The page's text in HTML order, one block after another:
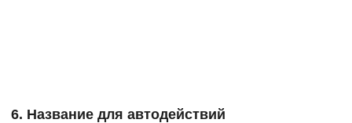
6. Название для автодействий